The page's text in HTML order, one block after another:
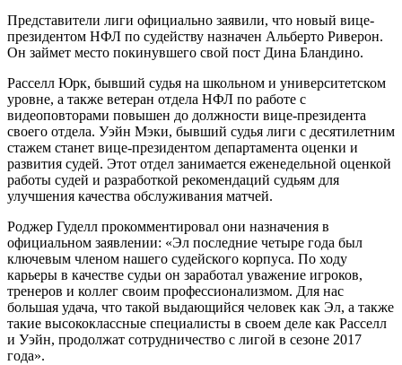
Представители лиги официально заявили, что новый вице-
президентом НФЛ по судейству назначен Альберто Риверон.
Он займет место покинувшего свой пост Дина Бландино.
Расселл Юрк, бывший судья на школьном и университетском
уровне, а также ветеран отдела НФЛ по работе с
видеоповторами повышен до должности вице-президента
своего отдела. Уэйн Мэки, бывший судья лиги с десятилетним
стажем станет вице-президентом департамента оценки и
развития судей. Этот отдел занимается еженедельной оценкой
работы судей и разработкой рекомендаций судьям для
улучшения качества обслуживания матчей.
Роджер Гуделл прокомментировал они назначения в
официальном заявлении: «Эл последние четыре года был
ключевым членом нашего судейского корпуса. По ходу
карьеры в качестве судьи он заработал уважение игроков,
тренеров и коллег своим профессионализмом. Для нас
большая удача, что такой выдающийся человек как Эл, а также
такие высококлассные специалисты в своем деле как Расселл
и Уэйн, продолжат сотрудничество с лигой в сезоне 2017
года».